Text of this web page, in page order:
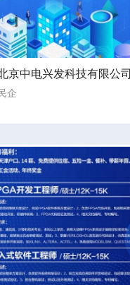
京中电兴发科技有限公司
企